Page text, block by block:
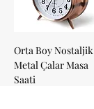
Orta Boy Nostaljik
Metal Çalar Masa
Saati